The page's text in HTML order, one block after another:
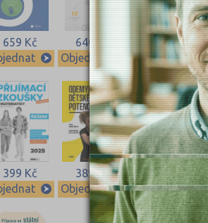
659 Kč
640 Kč
Objednat
640 Kč
Objednat
399 Kč
389 Kč
Objednat
339 Kč
Objednat